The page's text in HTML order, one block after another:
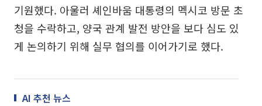
기원했다. 아울러 셰인바움 대통령의 멕시코 방문 초
청을 수락하고, 양국 관계 발전 방안을 보다 심도 있
게 논의하기 위해 실무 협의를 이어가기로 했다.
AI 추천 뉴스